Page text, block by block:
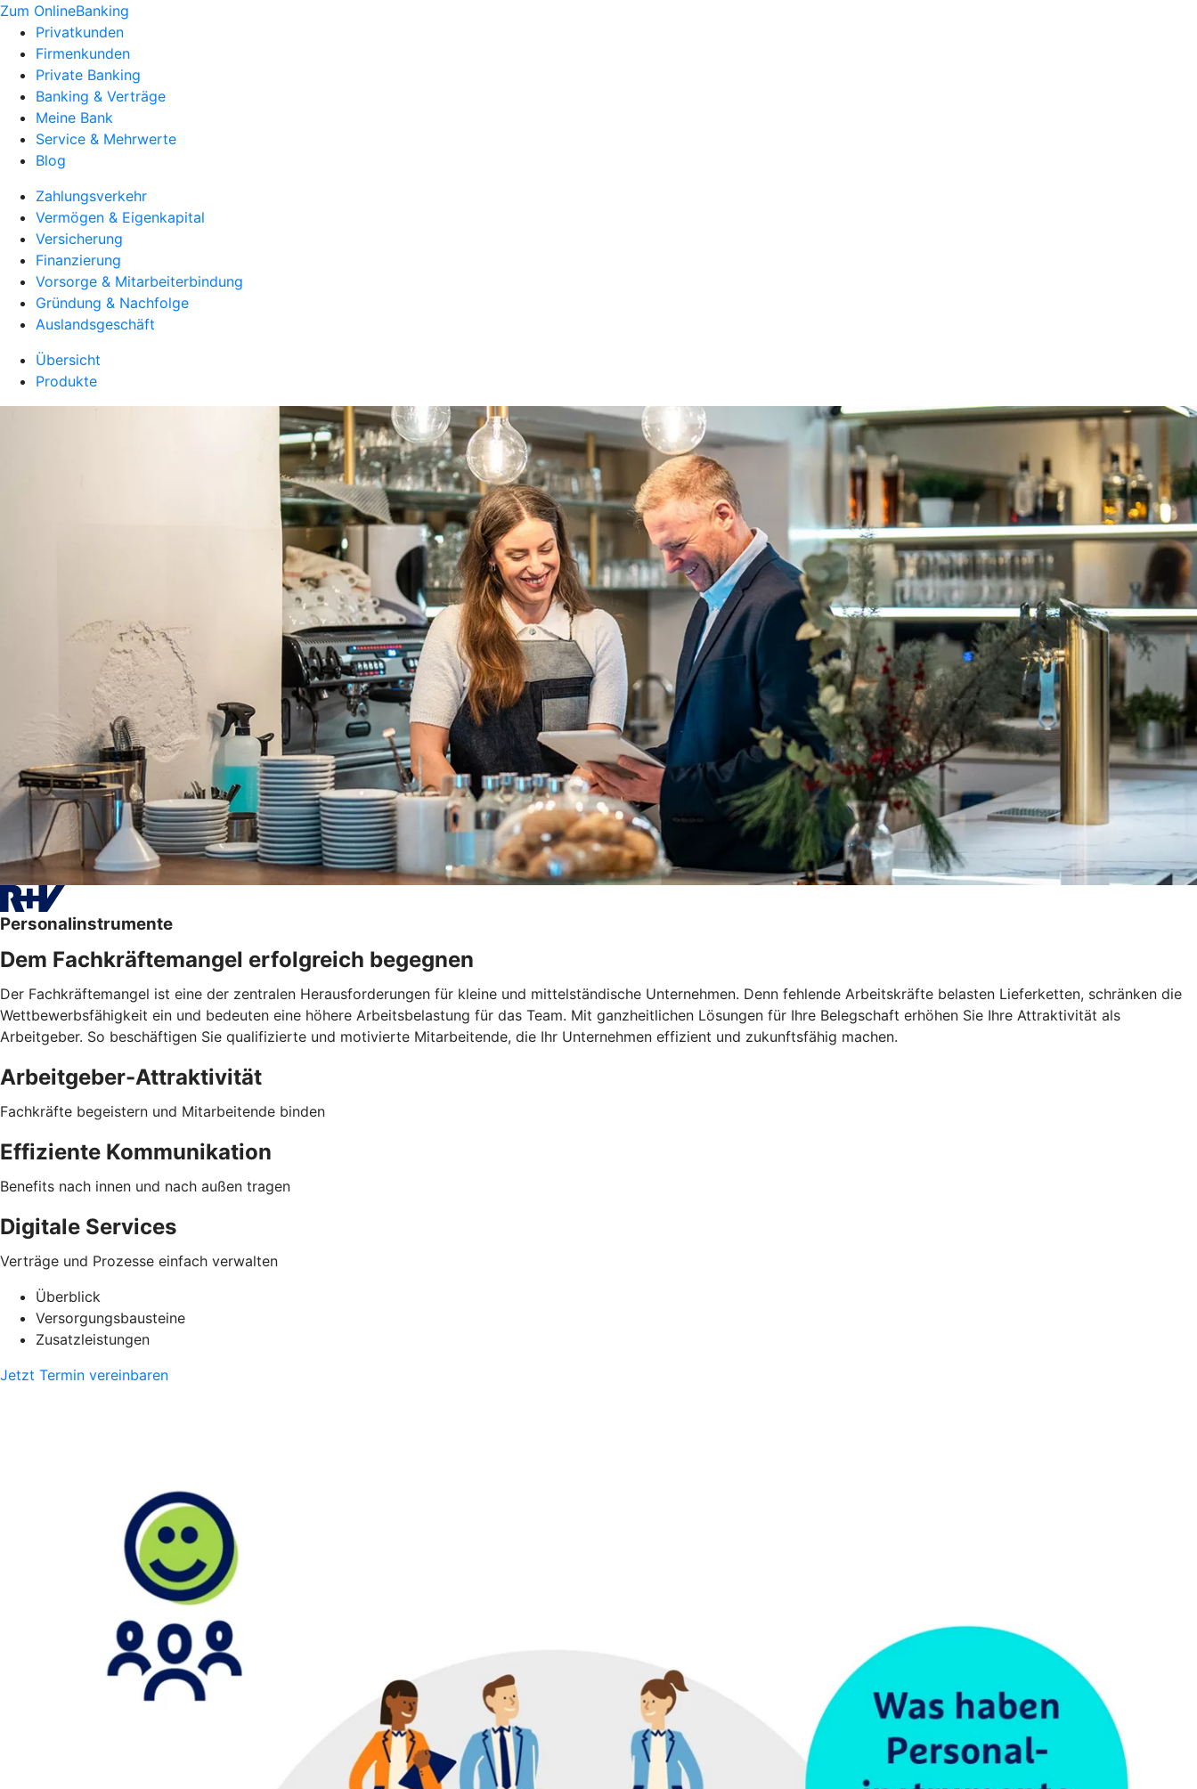
Zum OnlineBanking
Privatkunden
Firmenkunden
Private Banking
Banking & Verträge
Meine Bank
Service & Mehrwerte
Blog
Zahlungsverkehr
Vermögen & Eigenkapital
Versicherung
Finanzierung
Vorsorge & Mitarbeiterbindung
Gründung & Nachfolge
Auslandsgeschäft
Übersicht
Produkte
Personalinstrumente
Dem Fachkräftemangel erfolgreich begegnen
Der Fachkräftemangel ist eine der zentralen Herausforderungen für kleine und mittelständische Unternehmen. Denn fehlende Arbeitskräfte belasten Lieferketten, schränken die
Wettbewerbsfähigkeit ein und bedeuten eine höhere Arbeitsbelastung für das Team. Mit ganzheitlichen Lösungen für Ihre Belegschaft erhöhen Sie Ihre Attraktivität als
Arbeitgeber. So beschäftigen Sie qualifizierte und motivierte Mitarbeitende, die Ihr Unternehmen effizient und zukunftsfähig machen.
Arbeitgeber-Attraktivität
Fachkräfte begeistern und Mitarbeitende binden
Effiziente Kommunikation
Benefits nach innen und nach außen tragen
Digitale Services
Verträge und Prozesse einfach verwalten
Überblick
Versorgungsbausteine
Zusatzleistungen
Jetzt Termin vereinbaren